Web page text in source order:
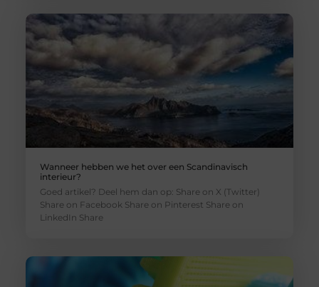
Wanneer hebben we het over een Scandinavisch
interieur?
Goed artikel? Deel hem dan op: Share on X (Twitter)
Share on Facebook Share on Pinterest Share on
LinkedIn Share